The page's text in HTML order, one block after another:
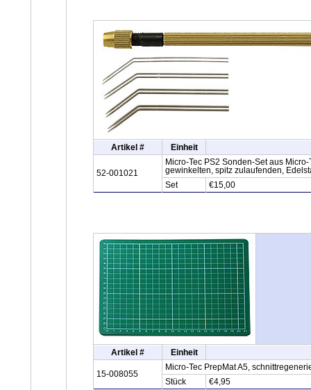
Artikel # Einheit
52-001021
Micro-Tec PS2 Sonden-Set aus
gewinkelten, spitz zulaufenden,
Set
€15,00
Artikel # Einheit
15-008055
Micro-Tec PrepMat A5,
Stück
€4,95